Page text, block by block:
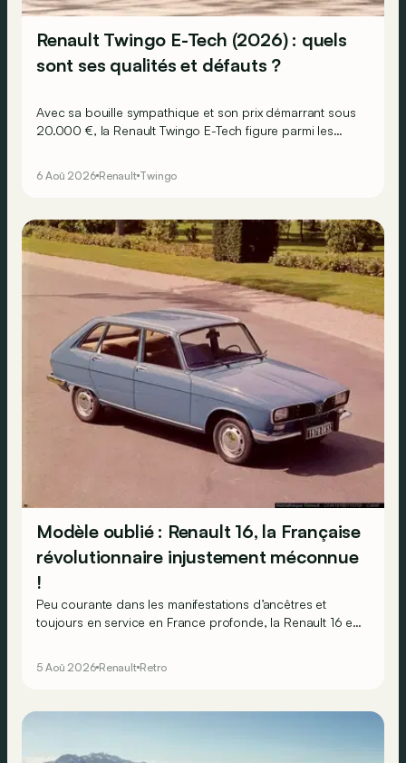
Renault Twingo E-Tech (2026) : quels
sont ses qualités et défauts ?
Avec sa bouille sympathique et son prix démarrant sous
20.000 €, la Renault Twingo E-Tech figure parmi les
principaux points forts… et ses quelques faiblesses.
6 Aoû 2026 Renault Twingo
Modèle oublié : Renault 16, la Française
révolutionnaire injustement méconnue
!
Peu courante dans les manifestations d’ancêtres et
toujours en service en France profonde, la Renault 16 est
5 Aoû 2026 Renault Retro